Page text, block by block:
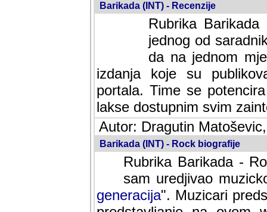
Barikada (INT) - Recenzije
Rubrika
jednog od
da na jednom
izdanja koje su
portala. Time se
lakse dostupnim svim
Autor: Dragutin
Barikada (INT) - Rock biografije
Rubrika Barikada -
sam uredjivao
generacija". Muzicari